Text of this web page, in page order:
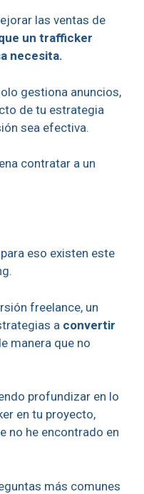
las ventas de
un trafficker
necesita.
gestiona anuncios,
de tu estrategia
sea efectiva.
contratar a un
eso existen este
freelance, un
a convertir
manera que no
profundizar en lo
en tu proyecto,
no he encontrado en
más comunes